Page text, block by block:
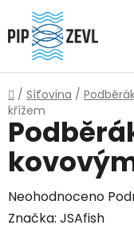
Přejít
na
obsah
Domů
/ Síťovina /
křížem
Průměrné
hodnocení
Neohodnoceno
Značka: JSAfish